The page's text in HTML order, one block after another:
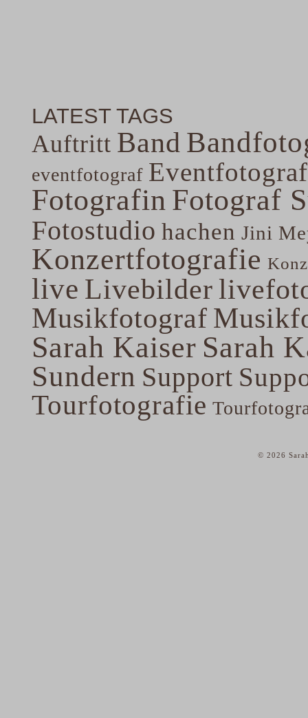
LATEST TAGS
Auftritt Band
eventfotograf
Fotografin Fotograf
Fotostudio hachen Jini
Konzertfotografie
live Livebilder
Musikfotograf
Sarah Kaiser Sarah
Sundern Support
Tourfotografie
© 2026